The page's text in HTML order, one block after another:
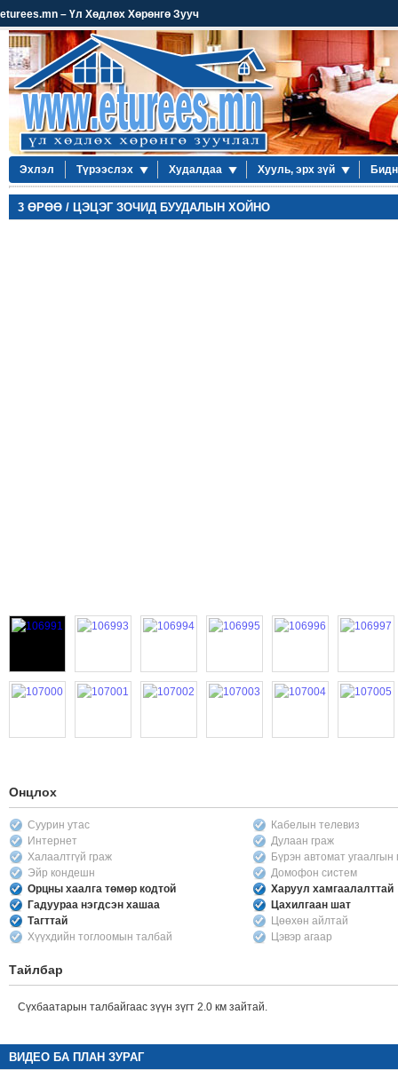
eturees.mn – Үл Хөдлөх Хөрөнгө Зууч
Эхлэл Түрээслэх Худалдаа Хууль, эрх зүй
3 ӨРӨӨ / ЦЭЦЭГ ЗОЧИД БУУДАЛЫН ХОЙНО
Онцлох
Суурин утас
Кабелын телевиз
Интернет
Дулаан граж
Халаалтгүй граж
Бүрэн автомат
Эйр кондешн
Домофон систем
Орцны хаалга төмөр кодтой
Харуул хамгаалалттай
Гадуураа нэгдсэн хашаа
Цахилгаан шат
Тагттай
Цөөхөн айлтай
Хүүхдийн тоглоомын талбай
Цэвэр агаар
Тайлбар
Сүхбаатарын талбайгаас зүүн зүгт 2.0 км зайтай.
ВИДЕО БА ПЛАН ЗУРАГ